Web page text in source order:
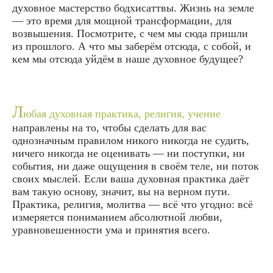
духовное мастерство бодхисаттвы. Жизнь на земле
— это время для мощной трансформации, для
возвышения. Посмотрите, с чем мы сюда пришли
из прошлого. А что мы заберём отсюда, с собой, и
кем мы отсюда уйдём в наше духовное будущее?
Любая духовная практика, религия, учение
направлены на то, чтобы сделать для вас
однозначным правилом никого никогда не судить,
ничего никогда не оценивать — ни поступки, ни
события, ни даже ощущения в своём теле, ни поток
своих мыслей. Если ваша духовная практика даёт
вам такую основу, значит, вы на верном пути.
Практика, религия, молитва — всё что угодно: всё
измеряется пониманием абсолютной любви,
уравновешенности ума и принятия всего.